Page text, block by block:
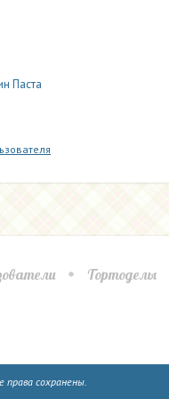
Паста
Тортоделы
сохранены.